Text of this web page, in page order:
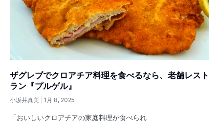
ザグレブでクロアチア料理を食べるなら、老舗レスト
ラン『プルゲル』
小坂井真美 1月 8, 2025
「おいしいクロアチアの家庭料理が食べられ